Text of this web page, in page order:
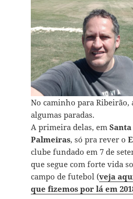
No caminho para Ribeirão,
algumas paradas.
A primeira delas, em
Palmeiras, só pra rever o
clube fundado em 7 de
que segue com forte vida
campo de futebol (veja
que fizemos por lá em